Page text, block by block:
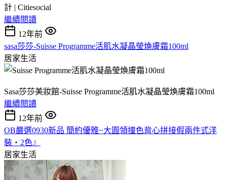
計 | Citiesocial
繼續閱讀
12年前
sasa莎莎-Suisse Programme活肌水凝晶瑩煥膚霜100ml
居家生活
Sasa莎莎美妝館-Suisse Programme活肌水凝晶瑩煥膚霜100ml
繼續閱讀
12年前
OB嚴選0930新品 簡約優雅~大圓領撞色背心拼接假兩件式洋
裝‧2色』
居家生活